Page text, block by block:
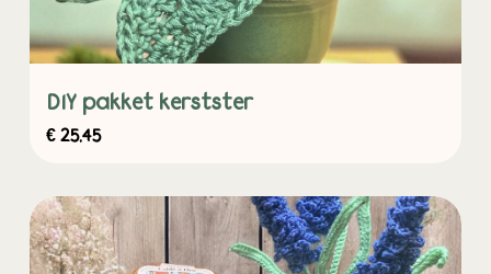
DIY pakket kerstster
€25,45